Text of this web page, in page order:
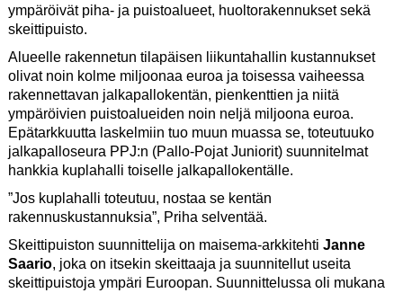
ympäröivät piha- ja puistoalueet, huoltorakennukset sekä
skeittipuisto.
Alueelle rakennetun tilapäisen liikuntahallin kustannukset
olivat noin kolme miljoonaa euroa ja toisessa vaiheessa
rakennettavan jalkapallokentän, pienkenttien ja niitä
ympäröivien puistoalueiden noin neljä miljoona euroa.
Epätarkkuutta laskelmiin tuo muun muassa se, toteutuuko
jalkapalloseura PPJ:n (Pallo-Pojat Juniorit) suunnitelmat
hankkia kuplahalli toiselle jalkapallokentälle.
”Jos kuplahalli toteutuu, nostaa se kentän
rakennuskustannuksia”, Priha selventää.
Skeittipuiston suunnittelija on maisema-arkkitehti Janne
Saario, joka on itsekin skeittaaja ja suunnitellut useita
skeittipuistoja ympäri Euroopan. Suunnittelussa oli mukana